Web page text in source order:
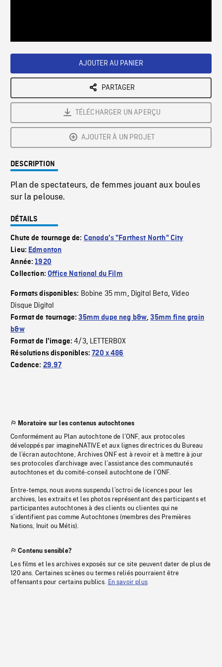
AJOUTER AU PANIER
PARTAGER
TÉLÉCHARGER UN APERÇU
AJOUTER À UN PROJET
DESCRIPTION
Plan de spectateurs, de femmes jouant aux boules
sur la pelouse.
DÉTAILS
Chute de tournage de: Canada's "Farthest North" City
Lieu: Edmonton
Année:1920
Collection:Office National du Film
Formats disponibles: Bobine 35 mm, Digital Beta,Video
Disque Digital
Format de tournage:35mm dupe neg b&w,35mm fine grain
b&w
Format de l'image:4/3, LETTERBOX
Résolutions disponibles:720 x 486
Cadence: 29.97
Moratoire sur les contenus autochtones
Conformément au Plan autochtone de l’ONF, aux protocoles
développés par imagineNATIVE et aux lignes directrices du Bureau
de l’écran autochtone, Archives ONF est à revoir et à mettre à jour
ses protocoles d’archivage avec l’assistance des communautés
autochtones et du comité-conseil autochtone de l’ONF.
Entre-temps, nous avons suspendu l’octroi de licences pour les
archives, les extraits et les photos représentant des participants et
participantes autochtones à des clients ou clientes qui ne
s’identifient pas comme Autochtones (membres des Premières
Nations, Inuit ou Métis).
Contenu sensible?
Les films et les archives exposés sur ce site peuvent dater de plus de
120 ans. Certaines scènes ou termes reliés pourraient être
offensants pour certains publics. En savoir plus